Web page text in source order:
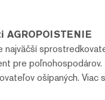
najväčší
pre
ošípaných. Viac